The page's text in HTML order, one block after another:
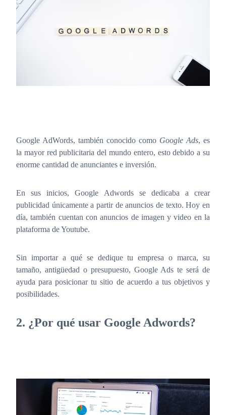
Google AdWords, también conocido como Google Ads, es
la mayor red publicitaria del mundo entero, esto debido a su
enorme cantidad de anunciantes e inversión.
En sus inicios, Google Adwords se dedicaba a crear
publicidad únicamente a partir de anuncios de texto. Hoy en
día, también cuentan con anuncios de imagen y video en la
plataforma de Youtube.
Sin importar a qué se dedique tu empresa o marca, su
tamaño, antigüedad o presupuesto, Google Ads te será de
ayuda para posicionar tu sitio de acuerdo a tus objetivos y
posibilidades.
2. ¿Por qué usar Google Adwords?